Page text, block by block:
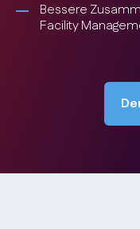
Bessere
Facility